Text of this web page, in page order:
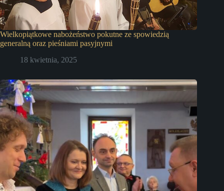
Wielkopiątkowe nabożeństwo pokutne ze spowiedzią
generalną oraz pieśniami pasyjnymi
18 kwietnia, 2025